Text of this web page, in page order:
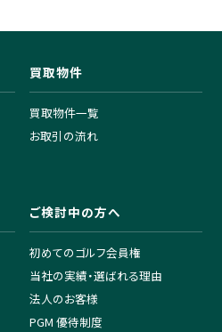
買取物件
買取物件一覧
お取引の流れ
ご検討中の方へ
初めてのゴルフ会員権
当社の実績・選ばれる理由
法人のお客様
PGM 優待制度